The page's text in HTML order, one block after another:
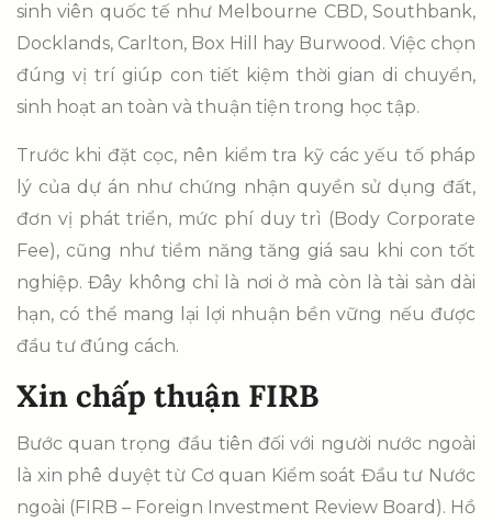
sinh viên quốc tế như Melbourne CBD, Southbank,
Docklands, Carlton, Box Hill hay Burwood. Việc chọn
đúng vị trí giúp con tiết kiệm thời gian di chuyển,
sinh hoạt an toàn và thuận tiện trong học tập.
Trước khi đặt cọc, nên kiểm tra kỹ các yếu tố pháp
lý của dự án như chứng nhận quyền sử dụng đất,
đơn vị phát triển, mức phí duy trì (Body Corporate
Fee), cũng như tiềm năng tăng giá sau khi con tốt
nghiệp. Đây không chỉ là nơi ở mà còn là tài sản dài
hạn, có thể mang lại lợi nhuận bền vững nếu được
đầu tư đúng cách.
Xin chấp thuận FIRB
Bước quan trọng đầu tiên đối với người nước ngoài
là xin phê duyệt từ Cơ quan Kiểm soát Đầu tư Nước
ngoài (FIRB – Foreign Investment Review Board). Hồ